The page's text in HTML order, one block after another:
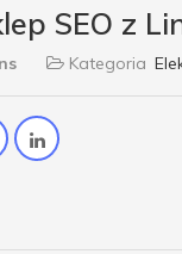
SEO z
Kategoria